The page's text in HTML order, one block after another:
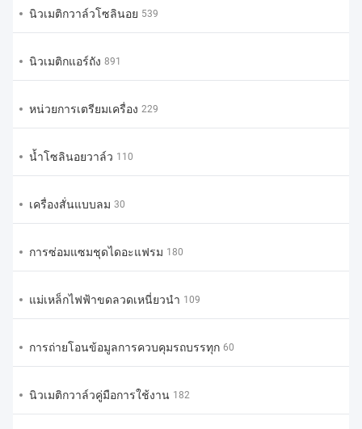
นิวเมติกวาล์วโซลินอย 539
นิวเมติกแอร์ถัง 891
หน่วยการเตรียมเครื่อง 229
น้ำโซลินอยวาล์ว 110
เครื่องสั่นแบบลม 30
การซ่อมแซมชุดไดอะแฟรม 180
แม่เหล็กไฟฟ้าขดลวดเหนี่ยวนำ 109
การถ่ายโอนข้อมูลการควบคุมรถบรรทุก 60
นิวเมติกวาล์วคู่มือการใช้งาน 182